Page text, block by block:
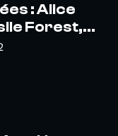
: Alice
Forest,...